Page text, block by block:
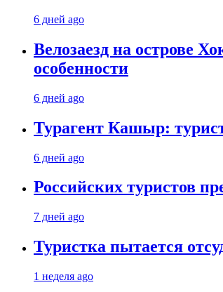
6 дней ago
Велозаезд на острове
особенности
6 дней ago
Турагент Кашыр:
6 дней ago
Российских туристов
7 дней ago
Туристка пытается
1 неделя ago